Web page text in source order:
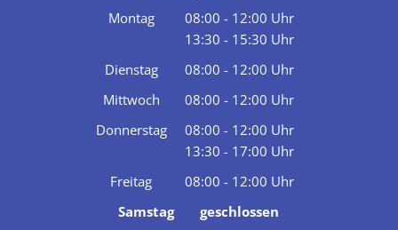
Montag 08:00 - 12:00 Uhr
Von 08:00 bis 12:00 Uhr
13:30 - 15:30 Uhr
Von 13:30 bis 15:30 Uhr
Dienstag 08:00 - 12:00 Uhr
Von 08:00 bis 12:00 Uhr
Mittwoch 08:00 - 12:00 Uhr
Von 08:00 bis 12:00 Uhr
Donnerstag 08:00 - 12:00 Uhr
Von 08:00 bis 12:00 Uhr
13:30 - 17:00 Uhr
Von 13:30 bis 17:00 Uhr
Freitag 08:00 - 12:00 Uhr
Von 08:00 bis 12:00 Uhr
Samstag geschlossen